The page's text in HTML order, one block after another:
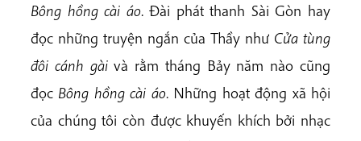
Bông hồng cài áo. Đài phát thanh Sài Gòn hay
đọc những truyện ngắn của Thầy như Cửa tùng
đôi cánh gàivà rằm tháng Bảy năm nào cũng
đọc Bông hồng cài áo. Những hoạt động xã hội
của chúng tôi còn được khuyến khích bởi nhạc